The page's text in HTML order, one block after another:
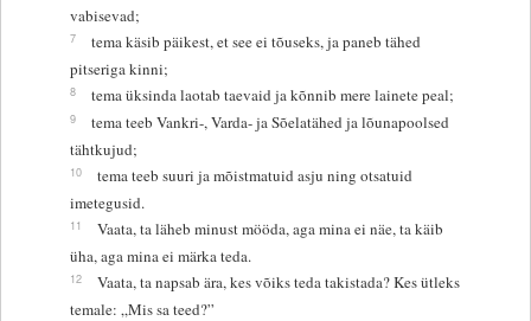
vabisevad;
7
tema käsib päikest, et see ei tõuseks, ja paneb tähed
pitseriga kinni;
8 tema üksinda laotab taevaid ja kõnnib mere lainete peal;
9
tema teeb Vankri-, Varda- ja Sõelatähed ja lõunapoolsed
tähtkujud;
10
tema teeb suuri ja mõistmatuid asju ning otsatuid
imetegusid.
11
Vaata, ta läheb minust mööda, aga mina ei näe, ta käib
üha, aga mina ei märka teda.
12
Vaata, ta napsab ära, kes võiks teda takistada? Kes ütleks
temale: „Mis sa teed?”